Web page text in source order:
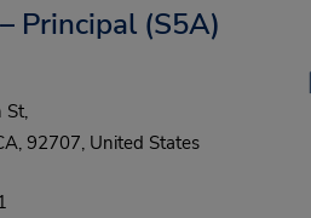
Principal(S5A)
St,
92707, United States